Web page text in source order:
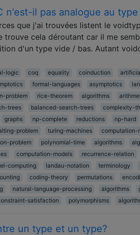
n'est-il pas analogue au
que j'ai trouvées listent le
cela déroutant car il me
d'un type vide / bas. Autant
logic coq equality coinduction
formal-languages asymptotics
problem rice-theorem algorithms
trees balanced-search-trees complexity-
graphs np-complete reductions np-hard
problem turing-machines computation-
problem polynomial-time algorithms
computation-models recurrence-relation
computing landau-notation terminology
coding-theory permutations
natural-language-processing algorithms
satisfaction polymorphisms
un type et un type?